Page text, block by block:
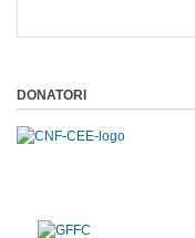
DONATORI